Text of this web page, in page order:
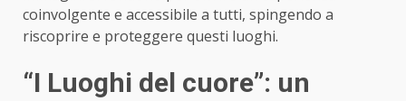
coinvolgente e accessibile a tutti, spingendo a
riscoprire e proteggere questi luoghi.
“I Luoghi del cuore”: un